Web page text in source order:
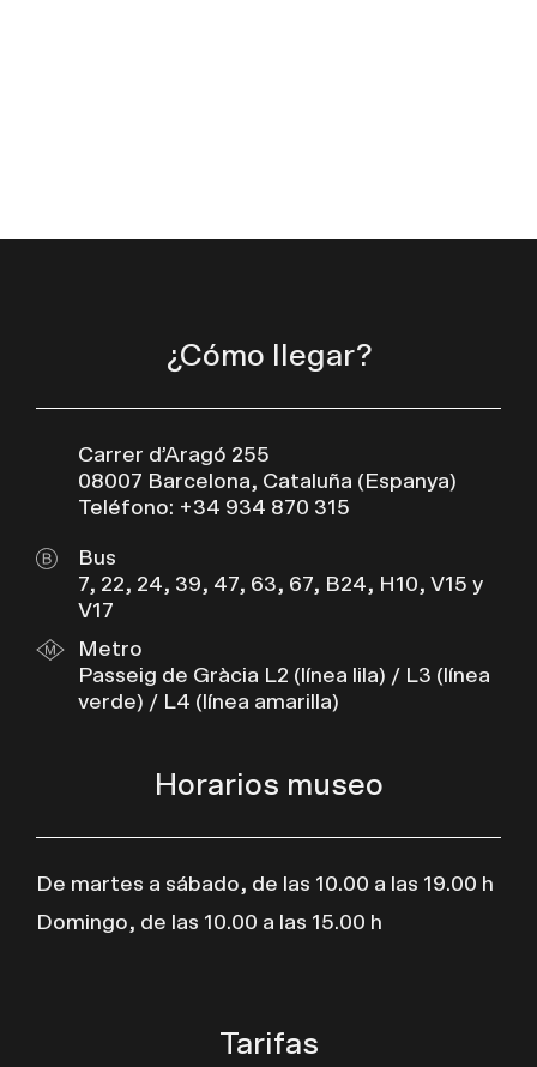
¿Cómo llegar?
Carrer d’Aragó 255
08007 Barcelona, Cataluña (Espanya)
Teléfono: +34 934 870 315
Bus
7, 22, 24, 39, 47, 63, 67, B24, H10, V15 y
V17
Metro
Passeig de Gràcia L2 (línea lila) / L3 (línea
verde) / L4 (línea amarilla)
Horarios museo
De martes a sábado, de las 10.00 a las 19.00 h
Domingo, de las 10.00 a las 15.00 h
Tarifas